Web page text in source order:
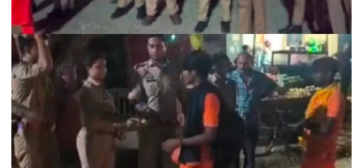
की
दो
घायल
!
दोनों
रेफर